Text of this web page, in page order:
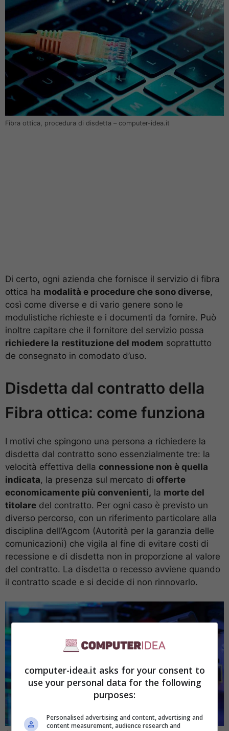
Fibra ottica, procedura di disdetta – computer-idea.it
Di certo, ogni azienda che fornisce il servizio di fibra
ottica ha modalità e procedure che sono diverse,
così come diverse e di vario genere sono le
modulistiche richieste e i documenti da fornire. Può
inoltre capitare che il fornitore del servizio possa
richiedere la restituzione del modem soprattutto
de consegnato in comodato d’uso.
Disdetta dal contratto della
Fibra ottica: come funziona
I motivi che spingono una persona a richiedere la
disdetta dal contratto sono essenzialmente tre: la
velocità effettiva della connessione non è quella
indicata, la presenza sul mercato di offerte
economicamente più convenienti, la morte del
titolare del contratto. Per ogni caso è previsto un
diverso percorso, con un riferimento particolare alla
disciplina dell’Agcom (Autorità per la garanzia delle
comunicazioni) che vigila al fine di evitare costi di
recessione e di disdetta non in proporzione al valore
del contratto. La disdetta o recesso avviene quando
il contratto scade e si decide di non rinnovarlo.
computer-idea.it asks for your consent to
use your personal data for the following
purposes:
Personalised advertising and content, advertising and
content measurement, audience research and